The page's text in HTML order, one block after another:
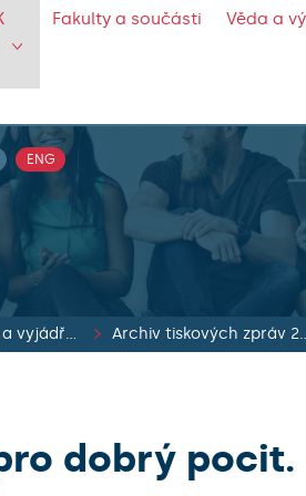
Fakulty a součásti Věda a
ENG
Tiskové zprávy a vyjádření vedení UK Archiv
dobrý pocit.